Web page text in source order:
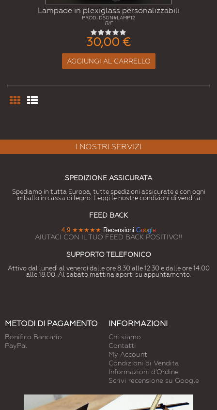
Lampade in plexiglass personalizzabili
PROD-DSGN#LAMP12
RIF
30,00 €
AGGIUNGI AL CARRELLO
I NOSTRI SERVIZI
SPEDIZIONE ASSICURATA
Spediamo in tutta Europa, tutte spedizioni assicurate e con ogni
imballo in cassa di legno. Leggi le nostre condizioni di vendita
FEED BACK
4,9 ★★★★★ Recensioni Googl e
AIUTACI CON IL TUO FEED BACK POSITIVO!!
SUPPORTO TELEFONICO
Attivo dal lunedì al venerdì dalle ore 8.30 alle 12.30 e dalle ore 14.00
alle 18.00. Al sabato mattina aperti su appuntamento.
METODI DI PAGAMENTO
Bonifico Bancario
PayPal
INFORMAZIONI
Chi siamo
Contatti
My Account
Condizioni di Vendita
Informazioni d'Ordine
Scrivi recensione su Google